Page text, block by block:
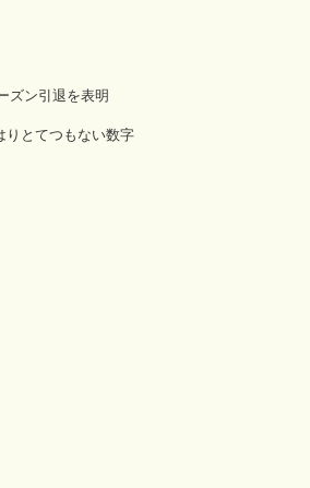
ズン引退を表明
とてつもない数字